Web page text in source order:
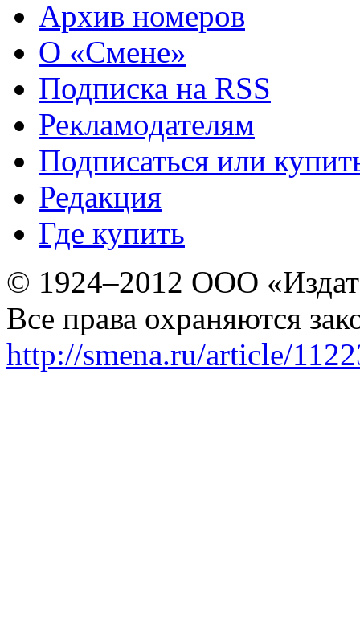
Архив номеров
О «Смене»
Подписка на RSS
Рекламодателям
Подписаться или
Редакция
Где купить
© 1924–2012 ООО
Все права охраняются
http://smena.ru/article/